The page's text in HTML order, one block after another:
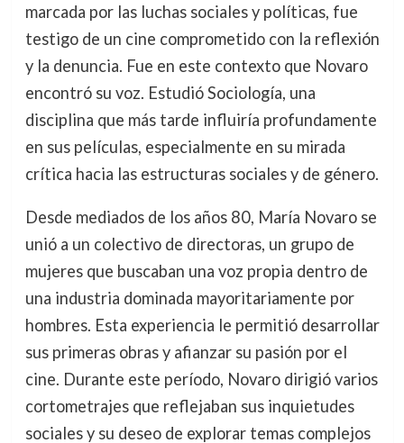
marcada por las luchas sociales y políticas, fue
testigo de un cine comprometido con la reflexión
y la denuncia. Fue en este contexto que Novaro
encontró su voz. Estudió Sociología, una
disciplina que más tarde influiría profundamente
en sus películas, especialmente en su mirada
crítica hacia las estructuras sociales y de género.
Desde mediados de los años 80, María Novaro se
unió a un colectivo de directoras, un grupo de
mujeres que buscaban una voz propia dentro de
una industria dominada mayoritariamente por
hombres. Esta experiencia le permitió desarrollar
sus primeras obras y afianzar su pasión por el
cine. Durante este período, Novaro dirigió varios
cortometrajes que reflejaban sus inquietudes
sociales y su deseo de explorar temas complejos